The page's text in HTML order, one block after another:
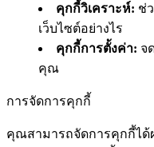
คุกกี้วิเคราะห์: ช่
เว็บไซต์อย่างไร
คุกกี้การตั้งค่า: จ
คุณ
การจัดการคุกกี้
คุณสามารถจัดการคุกกี้ได้